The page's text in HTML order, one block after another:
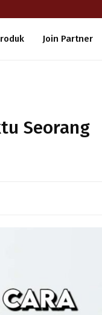
Join Partner
Seorang